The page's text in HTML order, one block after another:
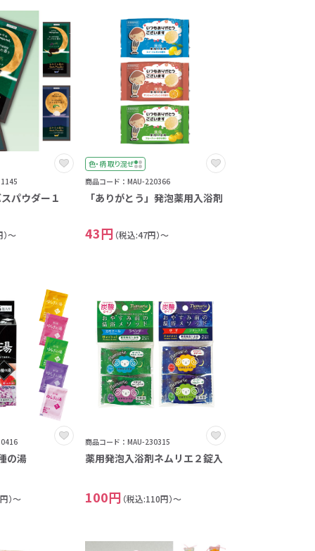
パウダー１
～
色・柄 取り混ぜ
商品コード：MAU-220366
「ありがとう」発泡薬用入浴剤
43円 （税込:47円）～
の湯
）～
商品コード：MAU-230315
薬用発泡入浴剤ネムリエ２錠入
100円 （税込:110円）～